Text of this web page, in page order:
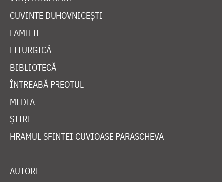
CUVINTE DUHOVNICEȘTI
FAMILIE
LITURGICĂ
BIBLIOTECĂ
ÎNTREABĂ PREOTUL
MEDIA
ȘTIRI
HRAMUL SFINTEI CUVIOASE PARASCHEVA
AUTORI